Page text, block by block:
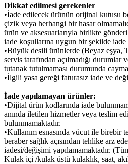
Dikkat edilmesi gerekenler
•İade edilecek ürünün orijinal kutusu
çizik veya herhangi bir hasar
ürün ve aksesuarlarıyla birlikte
iade koşullarına uygun bir şekilde
•Büyük desili ürünlerde (Beyaz eşya,
servis tarafından açılmadığı durumlar
tutanak tutulmaması durumunda
•İlgili yasa gereği faturasız iade ve
İade yapılamayan ürünler:
•Dijital ürün kodlarında iade
anında iletilen hizmetler veya teslim
bulunmamaktadır.
•Kullanım esnasında vücut ile birebir
beraber sağlık açısından tehlike arz
iadesi/değişimi yapılamamaktadır.
Kulak içi /kulak üstü kulaklık, saat,